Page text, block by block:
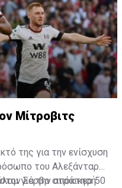
Μίτροβιτς
της για την ενίσχυση
του Αλεξάνταρ
για την απόκτησή
Σέρβο στράικερ 50